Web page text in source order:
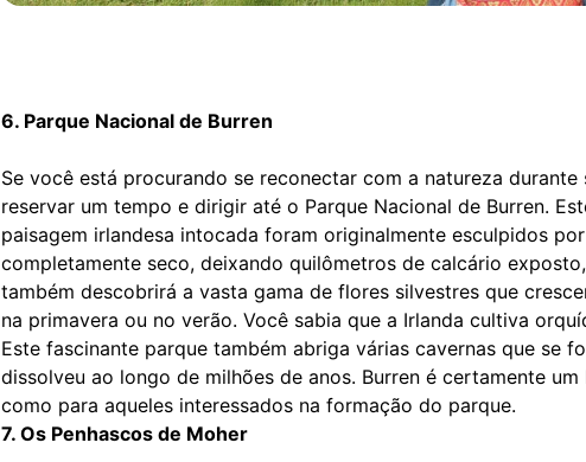
6. Parque Nacional de Burren
Se você está procurando se reconectar com a natureza
reservar um tempo e dirigir até o Parque Nacional de Burren.
paisagem irlandesa intocada foram originalmente esculpidos
completamente seco, deixando quilômetros de calcário
também descobrirá a vasta gama de flores silvestres que
na primavera ou no verão. Você sabia que a Irlanda cultiva
Este fascinante parque também abriga várias cavernas que se
dissolveu ao longo de milhões de anos. Burren é certamente
como para aqueles interessados na formação do parque.
7. Os Penhascos de Moher